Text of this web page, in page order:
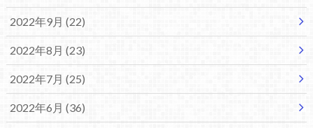
2022年9月 (22)
2022年8月 (23)
2022年7月 (25)
2022年6月 (36)